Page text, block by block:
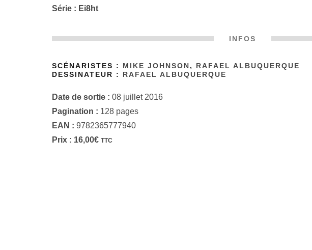
Série : Ei8ht
INFOS
SCÉNARISTES : MIKE JOHNSON ,
RAFAEL ALBUQUERQUE
DESSINATEUR :
RAFAEL ALBUQUERQUE
Date de sortie : 08 juillet 2016
Pagination : 128 pages
EAN : 9782365777940
Prix : 16,00€ TTC